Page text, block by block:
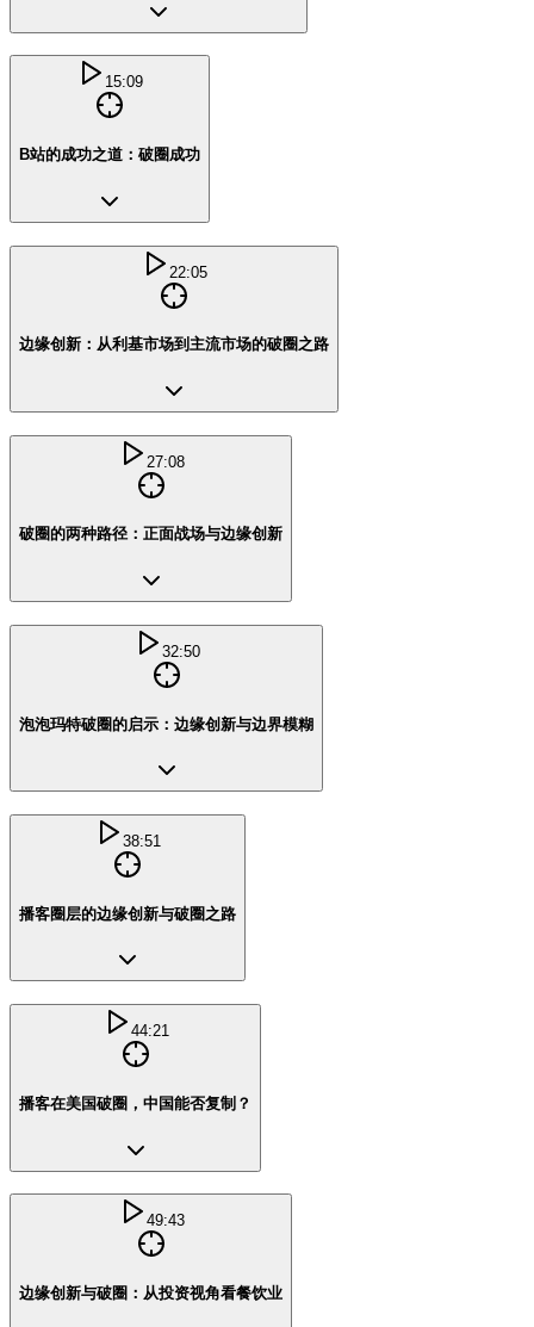
15:09
B站的成功之道：破圈成功
22:05
边缘创新：从利基市场到主流市场的破圈之路
27:08
破圈的两种路径：正面战场与边缘创新
32:50
泡泡玛特破圈的启示：边缘创新与边界模糊
38:51
播客圈层的边缘创新与破圈之路
44:21
播客在美国破圈，中国能否复制？
49:43
边缘创新与破圈：从投资视角看餐饮业